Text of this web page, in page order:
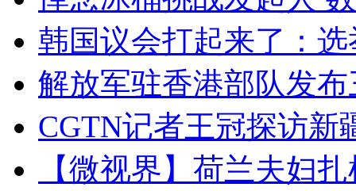
韩国议会打起来了：
解放军驻香港部队发
CGTN记者王冠探访新
【微视界】荷兰夫妇